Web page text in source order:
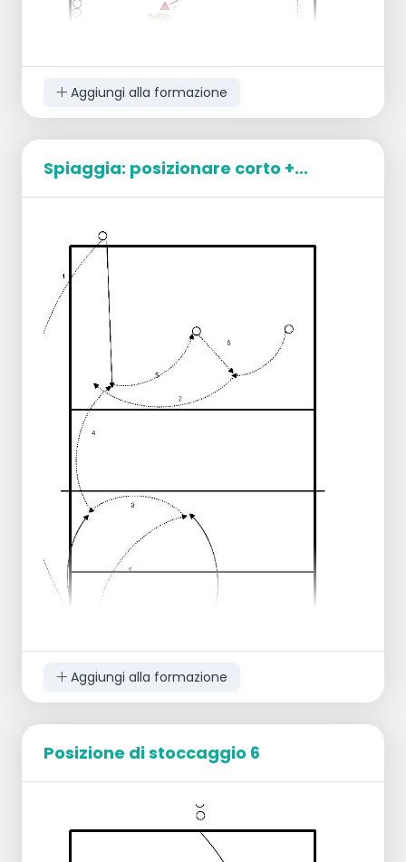
Obiettivo: allenamento e difesa del Libero
T gioca palloni a SV a ritmo.
SV si sistema (2é Tempo) verso A
(posizione 3) --> attacco mirato verso le
posizioni 1 o verso B (posizione 4) -->
attacco mirato verso la posizione 6
L parte dalla posizione 6 + difesa su SV2
Estensione 1 : Dopo la difesa da L a SV,
impostazione verso la posizione 4 dove C
attacca (mirato)
Estensione 2 : L2 difende l'attacco di C, C va a
prendere la palla.
Aggiungi alla formazione
Spiaggia: posizionare corto +...
Organizzazione: 6 giocatori per campo
2 in deposito, ciascuno su entrambi i lati
della rete, in posizione 1
servizio verso il 5 o il 6, costruzione e
Aggiungi alla formazione
Posizione di stoccaggio 6